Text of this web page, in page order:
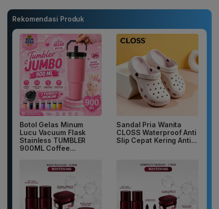
Rekomendasi Produk
Botol Gelas Minum
Lucu Vacuum Flask
Stainless TUMBLER
900ML Coffee...
Sandal Pria Wanita
CLOSS Waterproof Anti
Slip Cepat Kering Anti...